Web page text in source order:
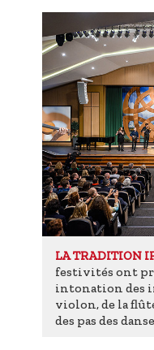
LA TRADITION
festivités ont
intonation des
violon, de la
des pas des